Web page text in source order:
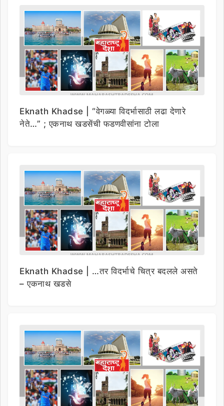
Eknath Khadse | “वेगळ्या विदर्भासाठी लढा देणारे
नेते…” ; एकनाथ खडसेंची फडणवीसांना टोला
Eknath Khadse | …तर विदर्भाचे चित्र बदलले असते
– एकनाथ खडसे